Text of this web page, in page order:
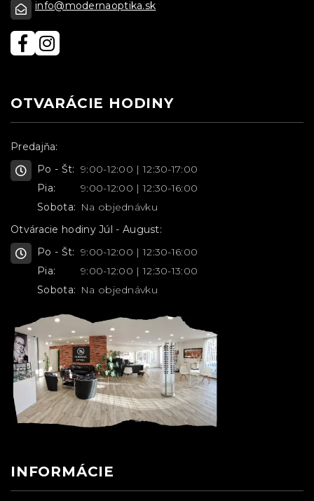
info@modernaoptika.sk
OTVARÁCIE HODINY
Predajňa:
Po - Št: 9:00-12:00 | 12:30-17:00
Pia:
9:00-12:00 | 12:30-16:00
Sobota: Na objednávku
Otváracie hodiny Júl - August:
Po - Št: 9:00-12:00 | 12:30-16:00
Pia:
9:00-12:00 | 12:30-13:00
Sobota: Na objednávku
INFORMÁCIE